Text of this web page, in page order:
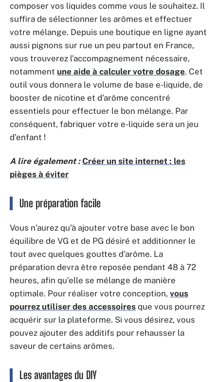
composer vos liquides comme vous le souhaitez. Il
suffira de sélectionner les arômes et effectuer
votre mélange. Depuis une boutique en ligne ayant
aussi pignons sur rue un peu partout en France,
vous trouverez l’accompagnement nécessaire,
notamment une aide à calculer votre dosage. Cet
outil vous donnera le volume de base e-liquide, de
booster de nicotine et d’arôme concentré
essentiels pour effectuer le bon mélange. Par
conséquent, fabriquer votre e-liquide sera un jeu
d’enfant !
A lire également : Créer un site internet : les
pièges à éviter
Une préparation facile
Vous n’aurez qu’à ajouter votre base avec le bon
équilibre de VG et de PG désiré et additionner le
tout avec quelques gouttes d’arôme. La
préparation devra être reposée pendant 48 à 72
heures, afin qu’elle se mélange de manière
optimale. Pour réaliser votre conception, vous
pourrez utiliser des accessoires que vous pourrez
acquérir sur la plateforme. Si vous désirez, vous
pouvez ajouter des additifs pour rehausser la
saveur de certains arômes.
Les avantages du DIY